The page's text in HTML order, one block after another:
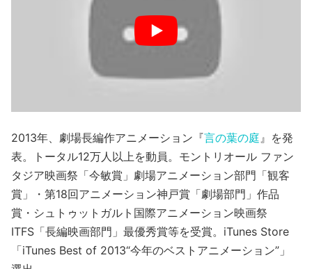
2013年、劇場長編作アニメーション『言の葉の庭』を発
表。トータル12万人以上を動員。モントリオール ファン
タジア映画祭「今敏賞」劇場アニメーション部門「観客
賞」・第18回アニメーション神戸賞「劇場部門」作品
賞・シュトゥットガルト国際アニメーション映画祭
ITFS「長編映画部門」最優秀賞等を受賞。iTunes Store
「iTunes Best of 2013“今年のベストアニメーション”」